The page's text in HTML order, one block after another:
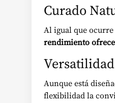
Curado
Al igual que
rendimiento ofrece
Aunque está
flexibilidad la